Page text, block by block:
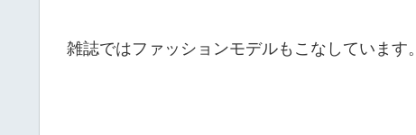
雑誌ではファッションモデルもこなしています。